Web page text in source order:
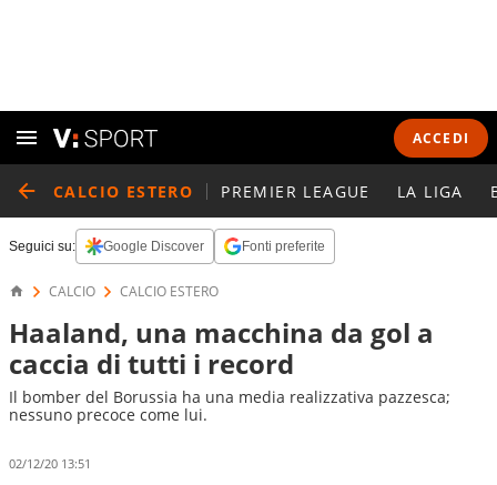
ACCEDI
CALCIO ESTERO PREMIER LEAGUE LA LIGA
Seguici su: Google Discover Fonti preferite
CALCIO CALCIO ESTERO
Haaland, una macchina da gol a
caccia di tutti i record
Il bomber del Borussia ha una media realizzativa pazzesca;
nessuno precoce come lui.
02/12/20 13:51